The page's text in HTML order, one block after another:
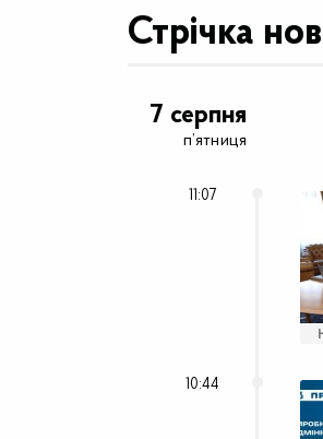
Стрічка
7 серпня
п’ятниця
11:07
10:44